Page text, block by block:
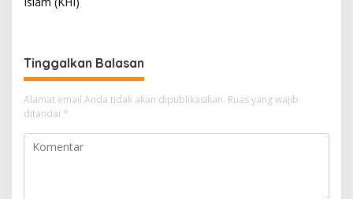
a
s
i
p
o
Tinggalkan Balasan
Alamat email Anda tidak akan dipublikasikan. Ruas yang wajib
ditandai *